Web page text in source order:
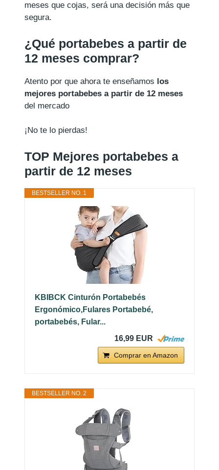
meses que cojas, será una decisión más que
segura.
¿Qué portabebes a partir de
12 meses comprar?
Atento por que ahora te enseñamos los
mejores portabebes a partir de 12 meses
del mercado
¡No te lo pierdas!
TOP Mejores portabebes a
partir de 12 meses
BESTSELLER NO. 1
KBIBCK Cinturón Portabebés
Ergonómico,Fulares Portabebé,
portabebés, Fular...
16,99 EUR
Comprar en Amazon
BESTSELLER NO. 2